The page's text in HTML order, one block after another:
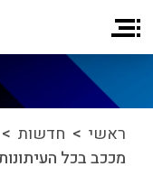
ראשי > חדשות
מככב בכל